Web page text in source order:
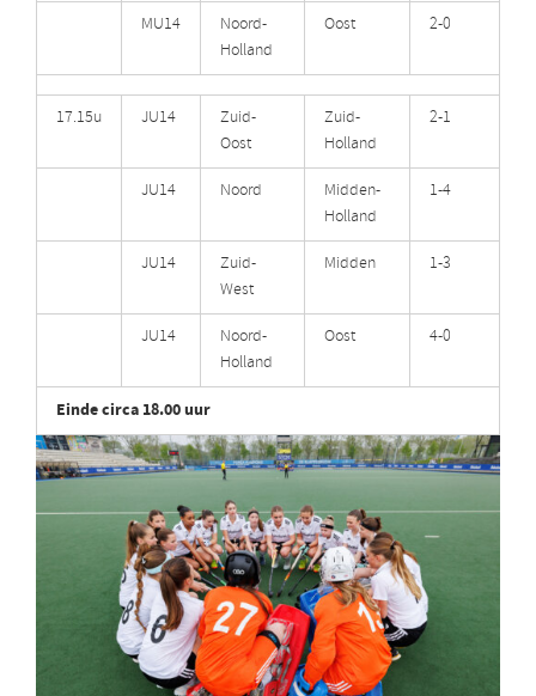
MU14
Noord-
Holland
Oost 2-0
17.15u JU14
Zuid-
Oost
Zuid-
Holland
2-1
JU14 Noord
Midden-
Holland
1-4
JU14
Zuid-
West
Midden 1-3
JU14
Noord-
Holland
Oost 4-0
Einde circa 18.00 uur